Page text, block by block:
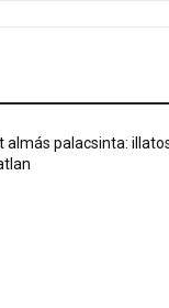
almás palacsinta: